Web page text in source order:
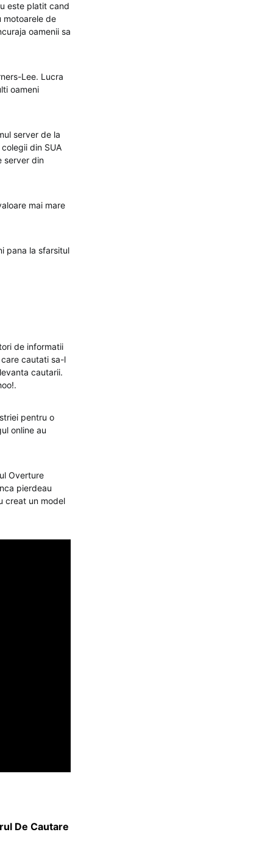
este platit cand
motoarele de
oamenii sa
Lee. Lucra
oameni
server de la
din SUA
server din
mai mare
pana la sfarsitul
de informatii
cautati sa-l
cautarii.
pentru o
online au
Overture
pierdeau
creat un model
De Cautare